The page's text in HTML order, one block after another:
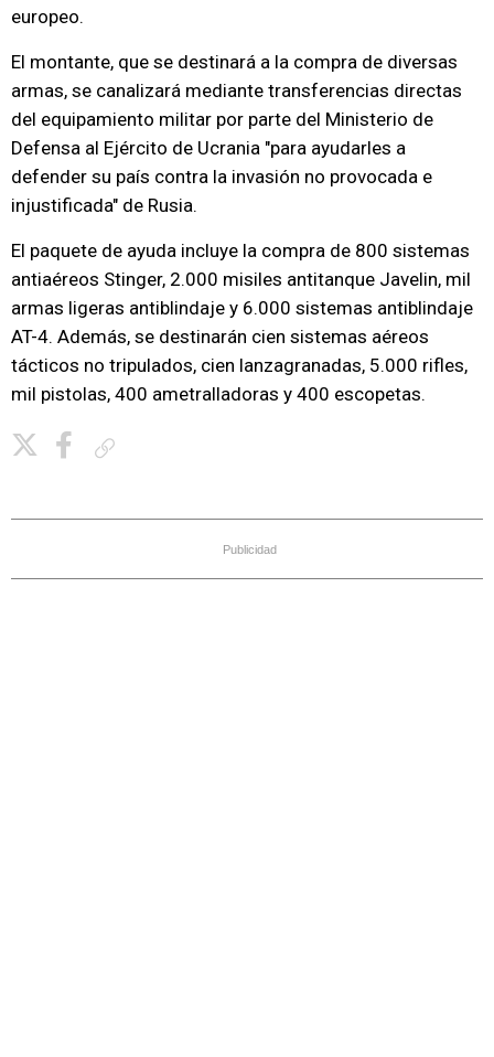
europeo.
El montante, que se destinará a la compra de diversas
armas, se canalizará mediante transferencias directas
del equipamiento militar por parte del Ministerio de
Defensa al Ejército de Ucrania "para ayudarles a
defender su país contra la invasión no provocada e
injustificada" de Rusia.
El paquete de ayuda incluye la compra de 800 sistemas
antiaéreos Stinger, 2.000 misiles antitanque Javelin, mil
armas ligeras antiblindaje y 6.000 sistemas antiblindaje
AT-4. Además, se destinarán cien sistemas aéreos
tácticos no tripulados, cien lanzagranadas, 5.000 rifles,
mil pistolas, 400 ametralladoras y 400 escopetas.
Publicidad